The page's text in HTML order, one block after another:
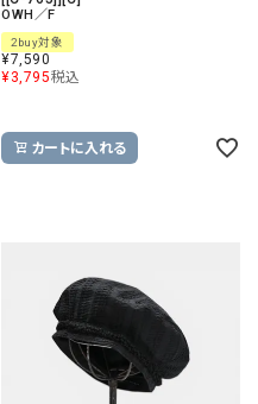
OWH／F
2buy対象
¥7,590
¥3,795税込
カートに入れる